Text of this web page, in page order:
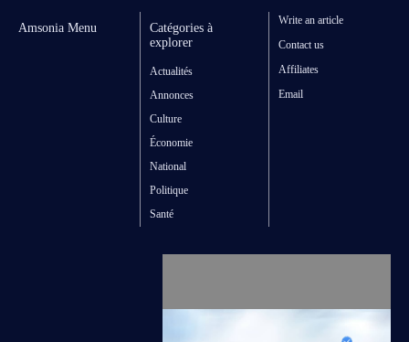
Amsonia Menu
Catégories à
explorer
Actualités
Annonces
Culture
Économie
National
Politique
Santé
Write an article
Contact us
Affiliates
Email